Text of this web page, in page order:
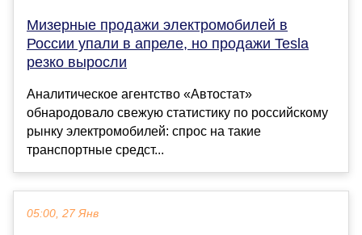
Мизерные продажи электромобилей в
России упали в апреле, но продажи Tesla
резко выросли
Аналитическое агентство «Автостат»
обнародовало свежую статистику по российскому
рынку электромобилей: спрос на такие
транспортные средст...
05:00, 27 Янв